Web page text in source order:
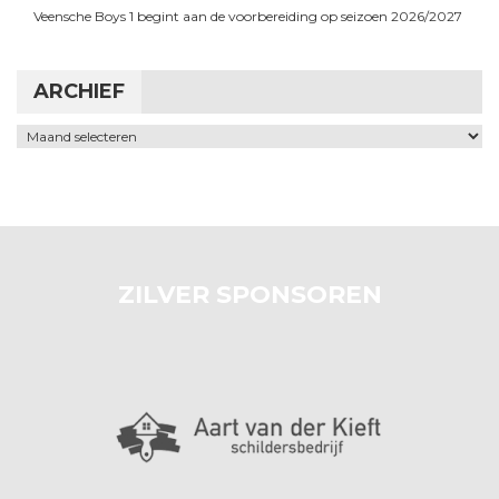
Veensche Boys 1 begint aan de voorbereiding op seizoen 2026/2027
ARCHIEF
Archief
ZILVER SPONSOREN